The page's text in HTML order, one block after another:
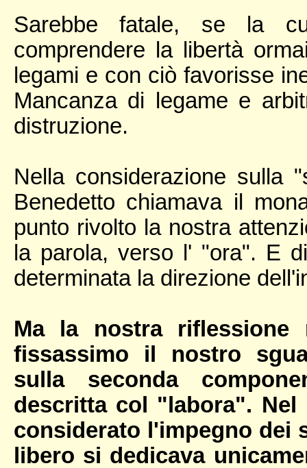
Sarebbe fatale, se la
comprendere la libertà
legami e con ciò favorisse
Mancanza di legame e
distruzione.
Nella considerazione sulla
Benedetto chiamava il
punto rivolto la nostra
la parola, verso l' "ora". E
determinata la direzione
Ma la nostra riflessione
fissassimo il nostro
sulla seconda
descritta col "labora".
considerato l'impegno dei
libero si dedicava